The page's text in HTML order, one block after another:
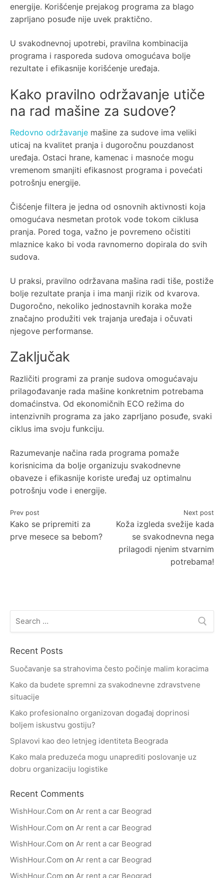
energije. Korišćenje prejakog programa za blago
zaprljano posuđe nije uvek praktično.
U svakodnevnoj upotrebi, pravilna kombinacija
programa i rasporeda sudova omogućava bolje
rezultate i efikasnije korišćenje uređaja.
Kako pravilno održavanje utiče
na rad mašine za sudove?
Redovno održavanje mašine za sudove ima veliki
uticaj na kvalitet pranja i dugoročnu pouzdanost
uređaja. Ostaci hrane, kamenac i masnoće mogu
vremenom smanjiti efikasnost programa i povećati
potrošnju energije.
Čišćenje filtera je jedna od osnovnih aktivnosti koja
omogućava nesmetan protok vode tokom ciklusa
pranja. Pored toga, važno je povremeno očistiti
mlaznice kako bi voda ravnomerno dopirala do svih
sudova.
U praksi, pravilno održavana mašina radi tiše, postiže
bolje rezultate pranja i ima manji rizik od kvarova.
Dugoročno, nekoliko jednostavnih koraka može
značajno produžiti vek trajanja uređaja i očuvati
njegove performanse.
Zaključak
Različiti programi za pranje sudova omogućavaju
prilagođavanje rada mašine konkretnim potrebama
domaćinstva. Od ekonomičnih ECO režima do
intenzivnih programa za jako zaprljano posuđe, svaki
ciklus ima svoju funkciju.
Razumevanje načina rada programa pomaže
korisnicima da bolje organizuju svakodnevne
obaveze i efikasnije koriste uređaj uz optimalnu
potrošnju vode i energije.
Post
navigation
Prev post
Kako se pripremiti za
prve mesece sa bebom?
Next post
Koža izgleda svežije kada
se svakodnevna nega
prilagodi njenim stvarnim
potrebama!
Search
Recent Posts
Suočavanje sa strahovima često počinje malim koracima
Kako da budete spremni za svakodnevne zdravstvene
situacije
Kako profesionalno organizovan događaj doprinosi
boljem iskustvu gostiju?
Splavovi kao deo letnjeg identiteta Beograda
Kako mala preduzeća mogu unaprediti poslovanje uz
dobru organizaciju logistike
Recent Comments
WishHour.Com on Ar rent a car Beograd
WishHour.Com on Ar rent a car Beograd
WishHour.Com on Ar rent a car Beograd
WishHour.Com on Ar rent a car Beograd
WishHour.Com on Ar rent a car Beograd